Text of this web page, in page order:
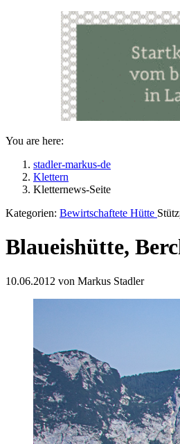
You are here:
stadler-markus-de
Klettern
Kletternews-Seite
Kategorien: Bewirtschaftete Hütte
Blaueishütte,
10.06.2012 von Markus Stadler